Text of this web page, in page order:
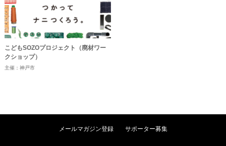
こどもSOZOプロジェクト（廃材ワー
クショップ）
主催：神戸市
メールマガジン登録 サポーター募集